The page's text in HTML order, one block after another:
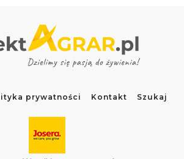
prywatności Kontakt Szukaj